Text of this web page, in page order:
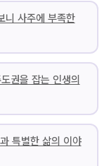
니 사주에 부족한
권을 잡는 인생의
특별한 삶의 이야